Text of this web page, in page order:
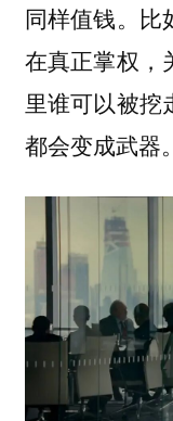
同样值钱。比
在真正掌权，
里谁可以被挖
都会变成武器。